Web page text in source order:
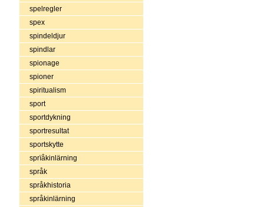
spelregler
spex
spindeldjur
spindlar
spionage
spioner
spiritualism
sport
sportdykning
sportresultat
sportskytte
sprïåkinlärning
språk
språkhistoria
språkinlärning